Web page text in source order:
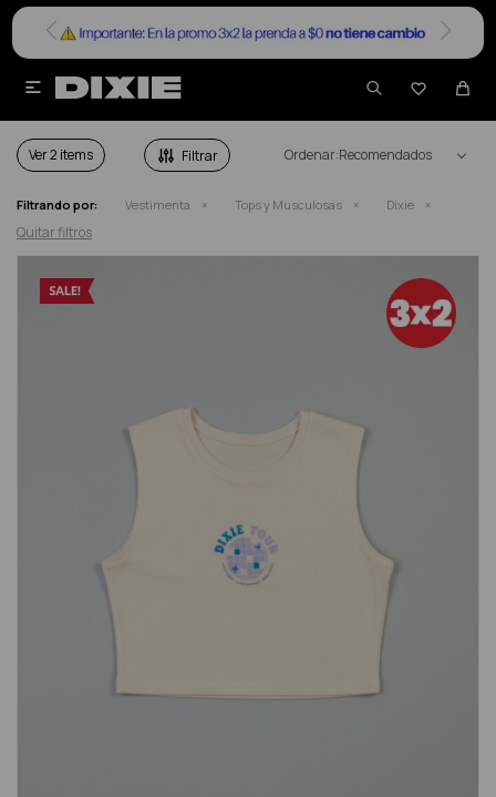


TOPS Y MUSCULOSAS DIXIE EN SALE
Ver Recomendados
Filtrando por: Vestimenta Tops y Musculosas Dixie
Quitar filtros